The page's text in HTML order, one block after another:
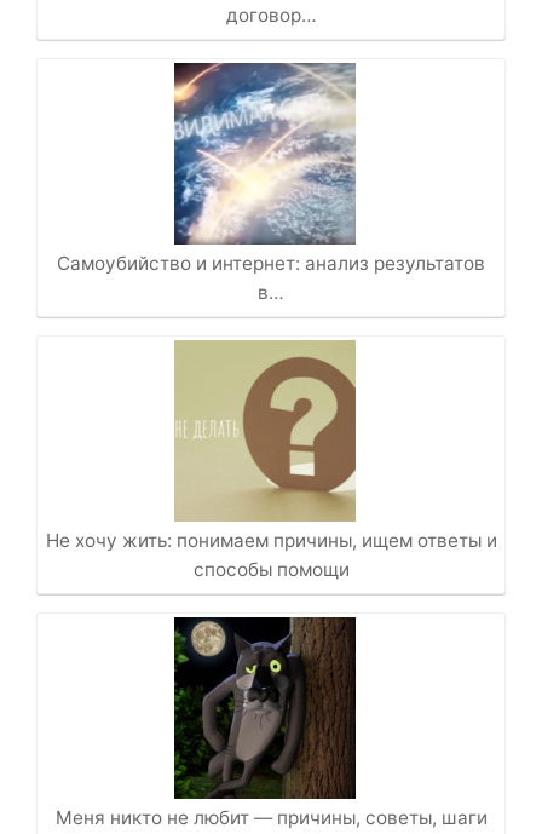
договор…
Самоубийство и интернет: анализ результатов
в…
Не хочу жить: понимаем причины, ищем ответы и
способы помощи
Меня никто не любит — причины, советы, шаги